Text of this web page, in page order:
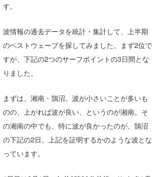
す。
波情報の過去データを統計・集計して、上半期
のベストウェーブを探してみました。まず2位で
すが、下記の2つのサーフポイントの3日間とな
りました。
まずは、湘南・鵠沼。波が小さいことが多いも
のの、上がれば波が良い、というのが湘南。そ
の湘南の中でも、特に波が良かったのが、鵠沼
の下記の2日。上記を証明するかのような波とな
っています。
ライター/寄稿メディア
Core Surf Japan
Naoya Kimoto
Yoshiyuki Obata
arukasvision
DELTA FORCE SURF
メディア
WAVAL
中浦“JET”章
嵯峨明日香
進士剛光
☆加藤
+☆maki☆+
Aichan
波伝説